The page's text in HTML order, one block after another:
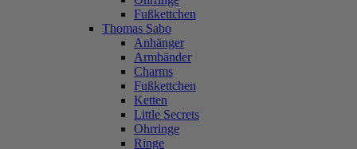
Fußkettchen
Thomas Sabo
Anhänger
Armbänder
Charms
Fußkettchen
Ketten
Little Secrets
Ohrringe
Ringe